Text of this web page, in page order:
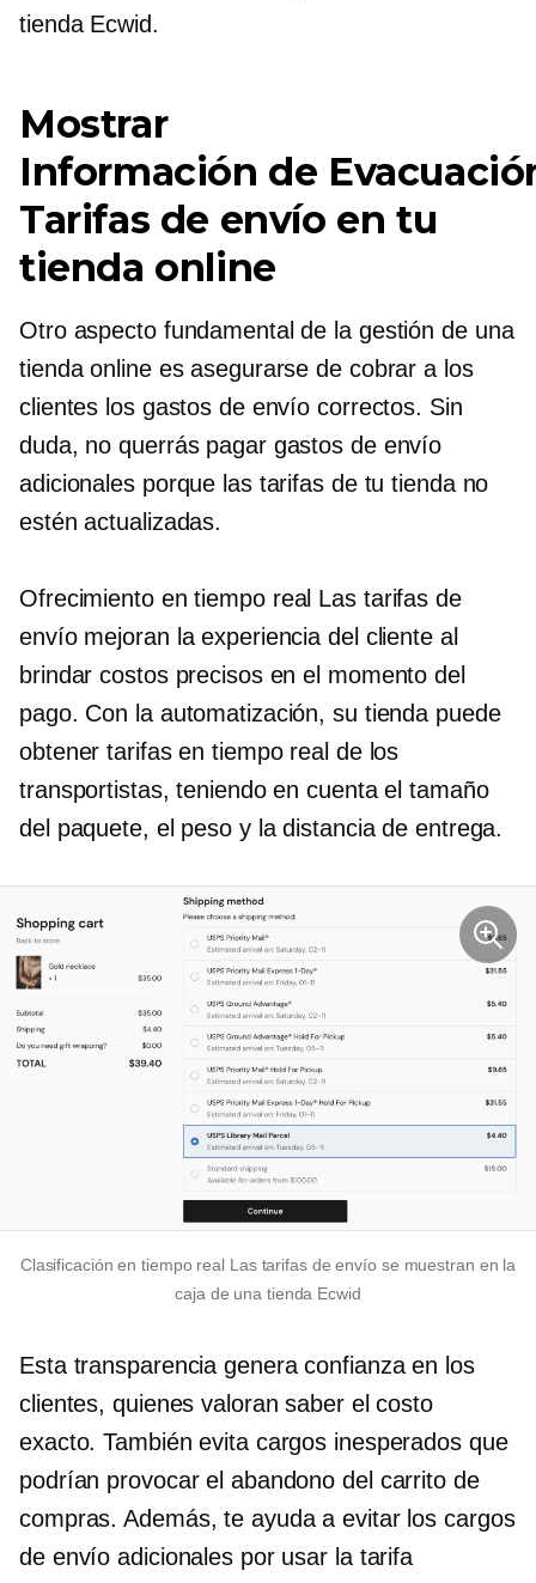
tienda Ecwid.
Mostrar
Información de
Tarifas de envío en tu
tienda online
Otro aspecto fundamental de la gestión de una
tienda online es asegurarse de cobrar a los
clientes los gastos de envío correctos. Sin
duda, no querrás pagar gastos de envío
adicionales porque las tarifas de tu tienda no
estén actualizadas.
Ofrecimiento en tiempo real Las tarifas de
envío mejoran la experiencia del cliente al
brindar costos precisos en el momento del
pago. Con la automatización, su tienda puede
obtener tarifas en tiempo real de los
transportistas, teniendo en cuenta el tamaño
del paquete, el peso y la distancia de entrega.
Clasificaciónen tiempo real Las tarifas de envío se muestran en la
caja de una tienda Ecwid
Esta transparencia genera confianza en los
clientes, quienes valoran saber el costo
exacto. También evita cargos inesperados que
podrían provocar el abandono del carrito de
compras. Además, te ayuda a evitar los cargos
de envío adicionales por usar la tarifa